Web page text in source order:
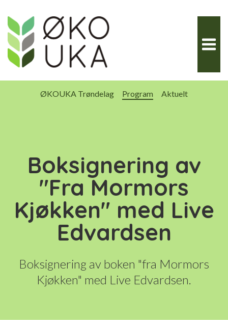
innhold
ØKOUKA Trøndelag Program Aktuelt
Boksignering av
"Fra Mormors
Kjøkken" med Live
Edvardsen
Boksignering av boken "fra Mormors
Kjøkken" med Live Edvardsen.